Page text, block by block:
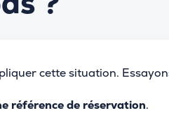
cette situation.
référence de réservation.